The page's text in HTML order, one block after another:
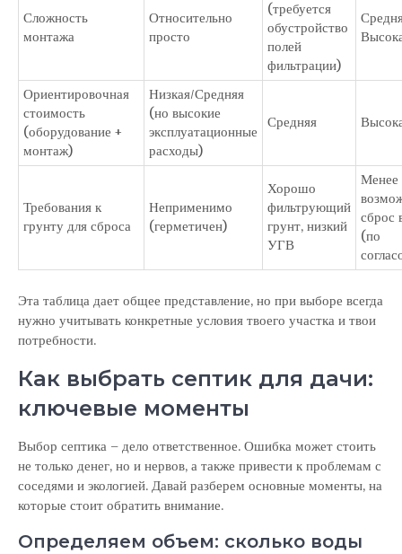
Сложность
монтажа
Относительно
просто
(требуется
обустройство
полей
фильтрации)
Ориентировочная
стоимость
(оборудование +
монтаж)
Низкая/Средняя
(но высокие
эксплуатационные
расходы)
Средняя
Требования к
грунту для сброса
Неприменимо
(герметичен)
Хорошо
фильтрующий
грунт, низкий
УГВ
Менее
сброс
(по
Эта таблица дает общее представление, но при выборе всегда
нужно учитывать конкретные условия твоего участка и твои
потребности.
Как выбрать септик для дачи:
ключевые моменты
Выбор септика – дело ответственное. Ошибка может стоить
не только денег, но и нервов, а также привести к проблемам с
соседями и экологией. Давай разберем основные моменты, на
которые стоит обратить внимание.
Определяем объем: сколько воды